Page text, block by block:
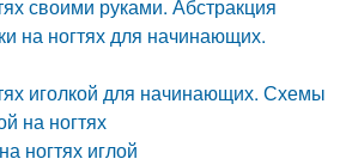
своими руками. Абстракция
на ногтях для начинающих.
иголкой для начинающих. Схемы
на ногтях
ногтях иглой